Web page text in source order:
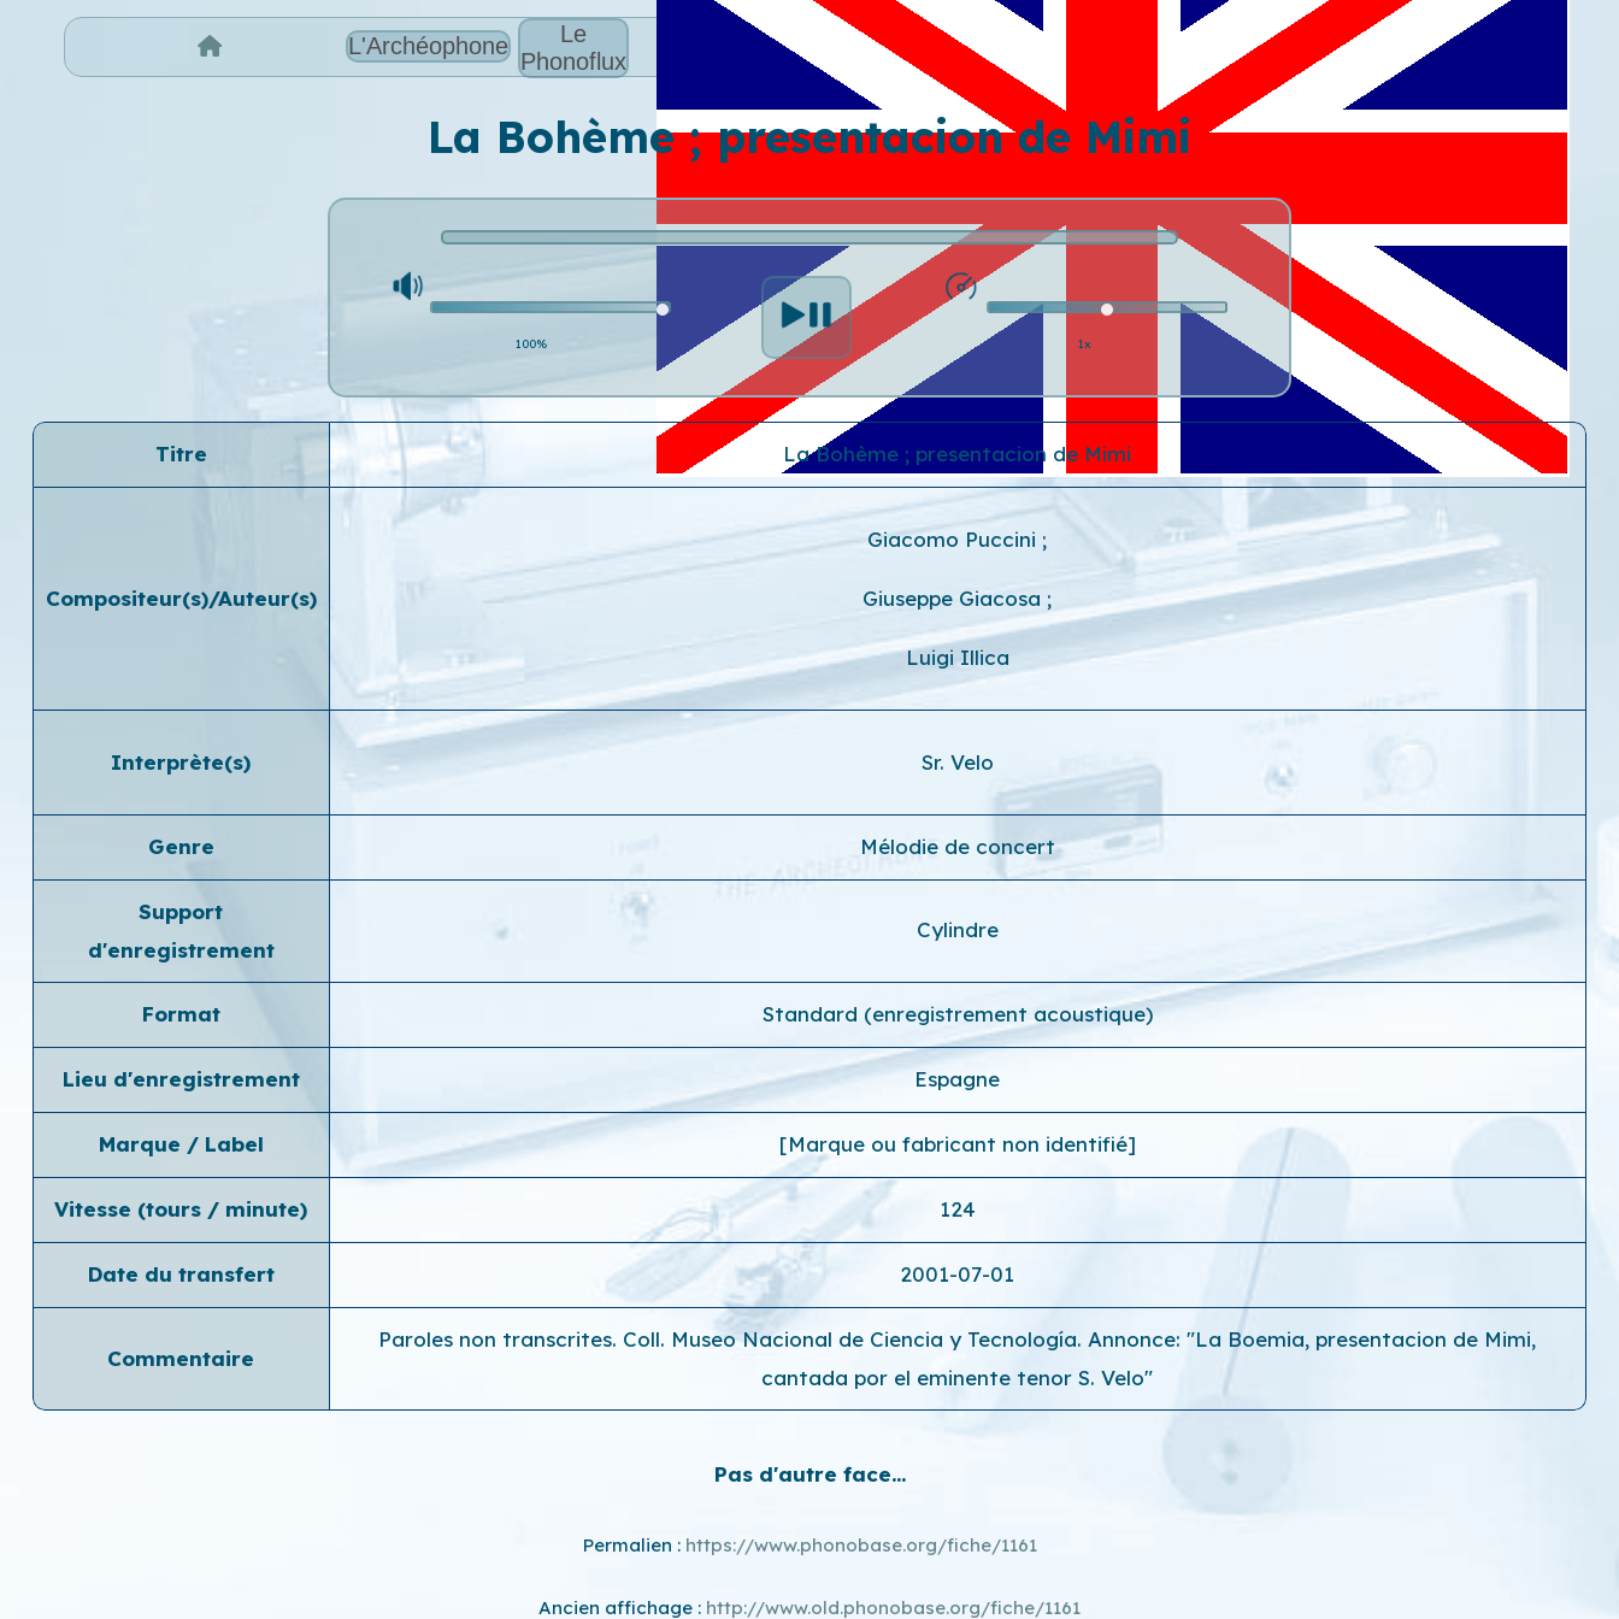
L'Archéophone
Le
Phonoflux
La Bohème ; presentacion de Mimi
100% 1x
Titre La Bohème ; presentacion de Mimi
Compositeur(s)/Auteur(s)
Giacomo Puccini ;
Giuseppe Giacosa ;
Luigi Illica
Interprète(s) Sr. Velo
Genre Mélodie de concert
Support
d'enregistrement
Cylindre
Format Standard (enregistrement acoustique)
Lieu d'enregistrement Espagne
Marque / Label [Marque ou fabricant non identifié]
Vitesse (tours / minute) 124
Date du transfert 2001-07-01
Commentaire
Paroles non transcrites. Coll. Museo Nacional de Ciencia y Tecnología. Annonce: "La Boemia, presentacion de Mimi,
cantada por el eminente tenor S. Velo"
Pas d'autre face...
Permalien : https://www.phonobase.org/fiche/1161
Ancien affichage : http://www.old.phonobase.org/fiche/1161